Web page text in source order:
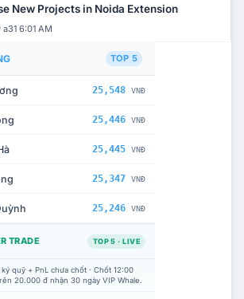
New Projects in Noida Extension
6:01 AM
TOP 5
25,548 VNĐ
25,446 VNĐ
25,445 VNĐ
25,347 VNĐ
25,246 VNĐ
TRADE TOP 5 · LIVE
quỹ + PnL chưa chốt · Chốt 12:00
20.000 đ nhận 30 ngày VIP Whale.